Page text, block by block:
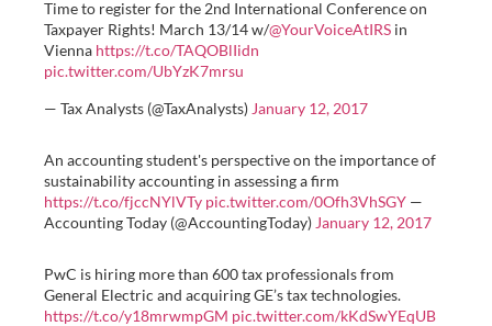
Time to register for the 2nd International Conference on
Taxpayer Rights! March 13/14 w/@YourVoiceAtIRS in
Vienna https://t.co/TAQOBlIidn
pic.twitter.com/UbYzK7mrsu
— Tax Analysts (@TaxAnalysts) January 12, 2017
An accounting student's perspective on the importance of
sustainability accounting in assessing a firm
https://t.co/fjccNYlVTy pic.twitter.com/0Ofh3VhSGY —
Accounting Today (@AccountingToday) January 12, 2017
PwC is hiring more than 600 tax professionals from
General Electric and acquiring GE’s tax technologies.
https://t.co/y18mrwmpGM pic.twitter.com/kKdSwYEqUB